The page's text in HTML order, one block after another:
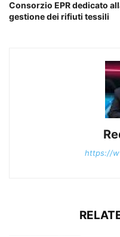
Consorzio EPR dedicato
gestione dei rifiuti tessili
https://